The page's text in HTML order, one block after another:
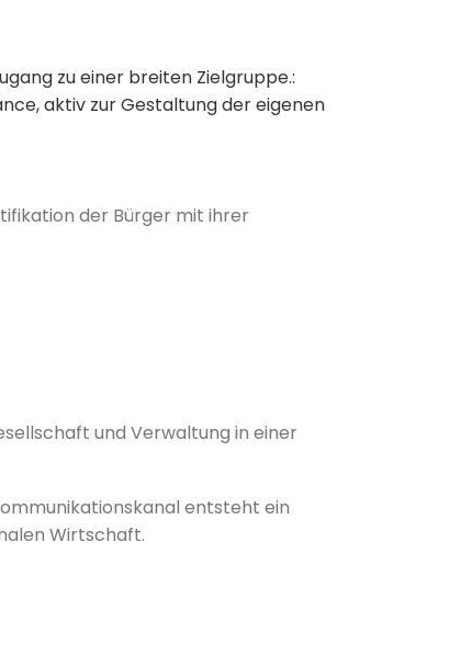
zu einer breiten Zielgruppe.:
aktiv zur Gestaltung der eigenen
der Bürger mit ihrer
und Verwaltung in einer
entsteht ein
Wirtschaft.